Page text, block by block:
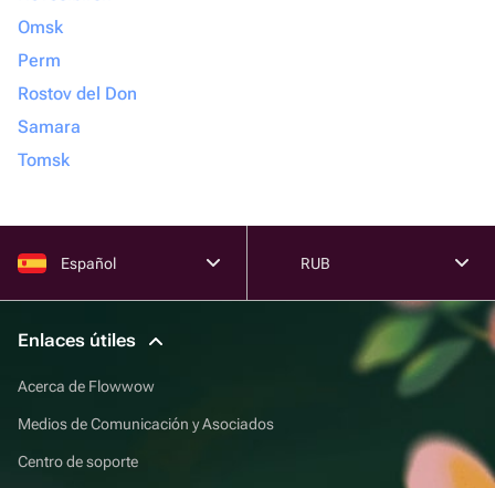
Omsk
Perm
Rostov del Don
Samara
Tomsk
Español RUB
Enlaces útiles
Acerca de Flowwow
Medios de Comunicación y Asociados
Centro de soporte